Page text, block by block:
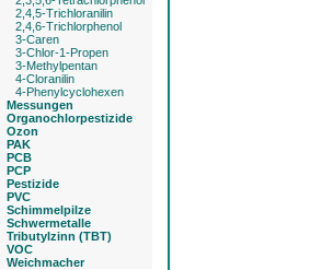
2,4,5-Trichloranilin
2,4,6-Trichlorphenol
3-Caren
3-Chlor-1-Propen
3-Methylpentan
4-Cloranilin
4-Phenylcyclohexen
Messungen
Organochlorpestizide
Ozon
PAK
PCB
PCP
Pestizide
PVC
Schimmelpilze
Schwermetalle
Tributylzinn (TBT)
VOC
Weichmacher